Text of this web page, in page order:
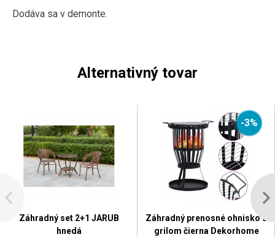
Dodáva sa v demonte.
Alternativný tovar
Záhradný set 2+1 JARUB
hnedá
-3%
Záhradný prenosné ohnisko s
grilom čierna Dekorhome